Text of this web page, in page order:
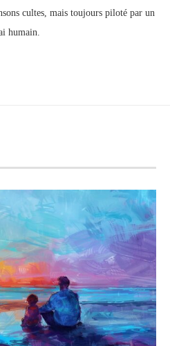
cultes, mais toujours piloté par un
humain.